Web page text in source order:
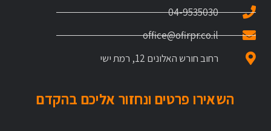
04-9535030
office@ofirpr.co.il
רחוב חורש האלונים 12, רמת ישי
השאירו פרטים ונחזור אליכם בהקדם